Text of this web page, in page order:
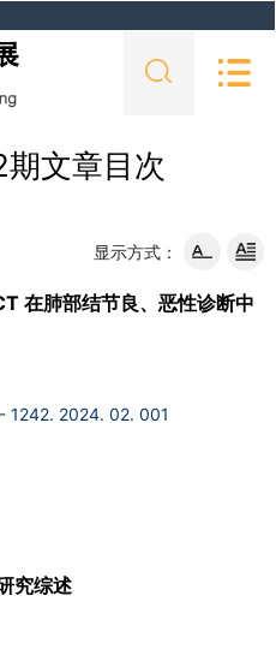
文章目次
显示方式：
在肺部结节良、恶性诊断中
1242. 2024. 02. 001
究综述